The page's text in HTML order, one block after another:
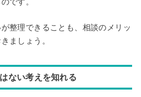
整理できることも、相談のメリッ
ましょう。
ない考えを知れる